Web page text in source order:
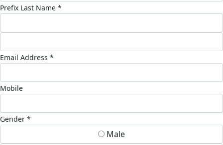
Prefix Last Name *
Email Address *
Mobile
Gender *
Male